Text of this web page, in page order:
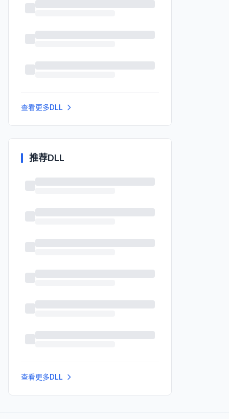
查看更多DLL
推荐DLL
查看更多DLL